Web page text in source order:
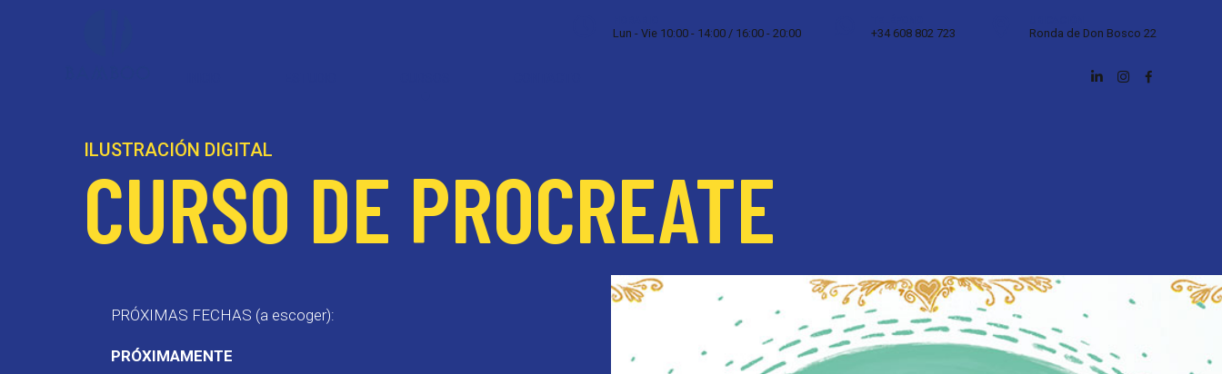
Lun - Vie 10:00 - 14:00 / 16:00 - 20:00 +34 608 802 723 Ronda de Don Bosco 22
ILUSTRACIÓN DIGITAL
CURSO DE PROCREATE
PRÓXIMAS FECHAS (a escoger):
PRÓXIMAMENTE